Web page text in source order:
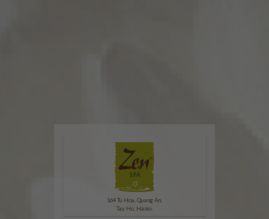
164 Tu Hoa, Quang An,
Tay Ho, Hanoi.